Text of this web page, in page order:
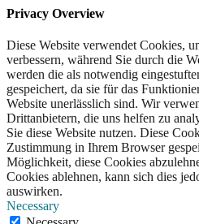
Privacy Overview
Diese Website verwendet Cookies,
verbessern, während Sie durch die
werden die als notwendig
gespeichert, da sie für das
Website unerlässlich sind. Wir
Drittanbietern, die uns helfen zu
Sie diese Website nutzen. Diese
Zustimmung in Ihrem Browser
Möglichkeit, diese Cookies
Cookies ablehnen, kann sich dies
auswirken.
Necessary